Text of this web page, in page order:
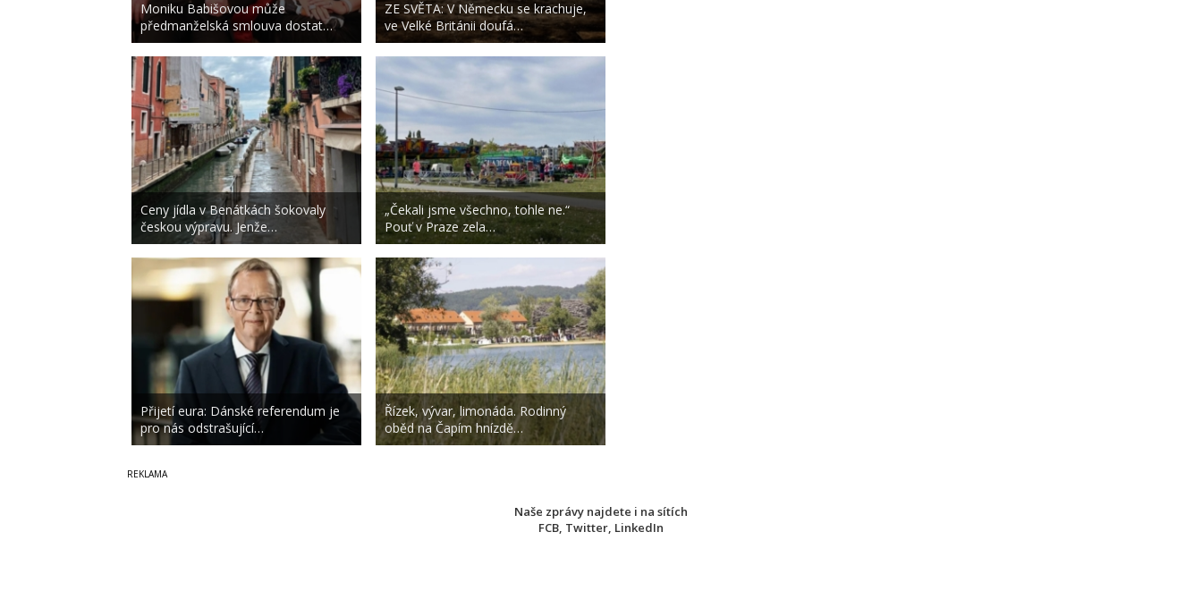
Moniku Babišovou může
předmanželská smlouva dostat…
Ceny jídla v Benátkách šokovaly
českou výpravu. Jenže…
Přijetí eura: Dánské referendum je
pro nás odstrašující…
ZE SVĚTA: V Německu se krachuje,
ve Velké Británii doufá…
„Čekali jsme všechno, tohle ne.“
Pouť v Praze zela…
Řízek, vývar, limonáda. Rodinný
oběd na Čapím hnízdě…
Naše zprávy najdete i na sítích
FCB, Twitter, LinkedIn